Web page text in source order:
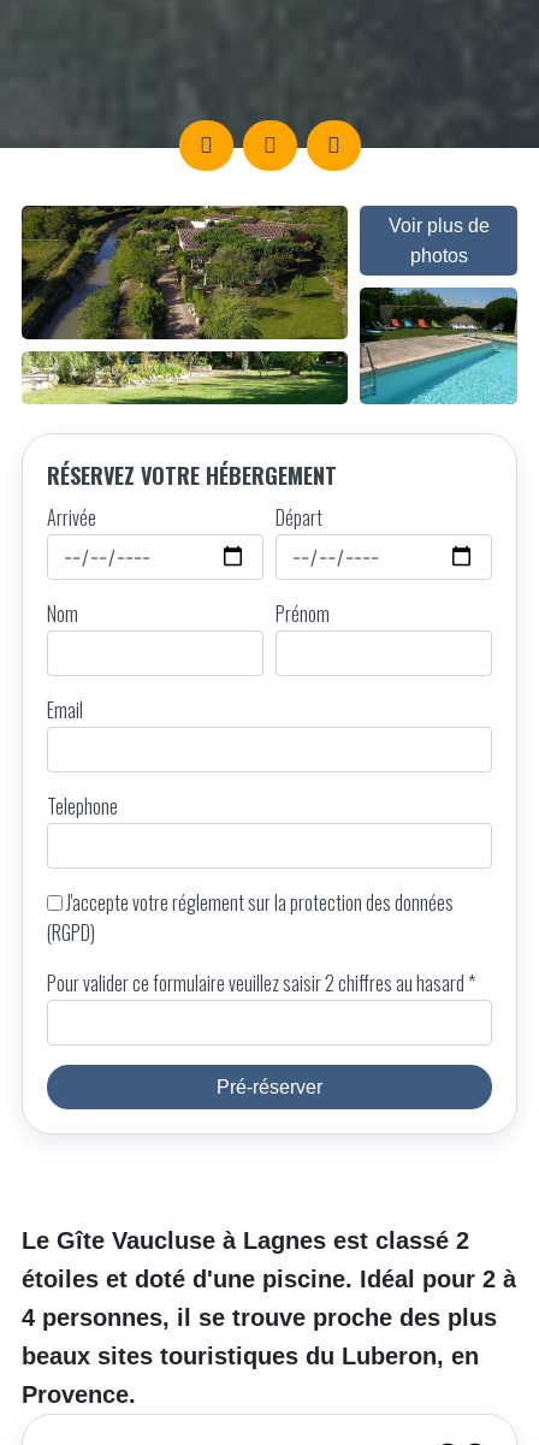
Voir plus de
photos
Le Gîte Vaucluse à Lagnes est classé 2
étoiles et doté d'une piscine. Idéal pour 2 à
4 personnes, il se trouve proche des plus
beaux sites touristiques du Luberon, en
Provence.
RÉSERVEZ VOTRE HÉBERGEMENT
Arrivée Départ
Nom Prénom
Email
Telephone
J'accepte votreréglement sur la protection des données
(RGPD)
Pour valider ce formulaire veuillez saisir 2 chiffres au hasard *
Pré-réserver